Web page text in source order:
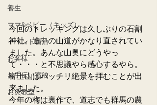
養生
ママ&ベビー（キッズ）
イベント宿泊
お客様
お手伝い宿泊
お灸教室
今回のトレッキングは久しぶりの石割
神社。途中の山道がかなり直されてい
ました。あんな山奥にどうやっ
て・・・と不思議やら感心するやら。
富士山はバッチリ絶景を拝むことが出
来ました。
今年の梅は裏作で、道志でも群馬の農